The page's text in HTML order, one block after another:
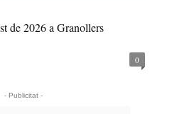
de 2026 a Granollers
0
- Publicitat -